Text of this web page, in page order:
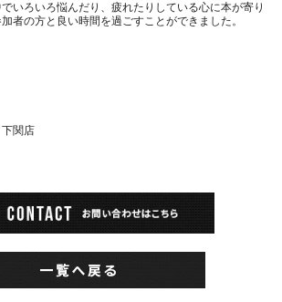
いろいろ悩んだり、疲れたりしている心に本が寄り
者の方と良い時間を過ごすことができました。
関店